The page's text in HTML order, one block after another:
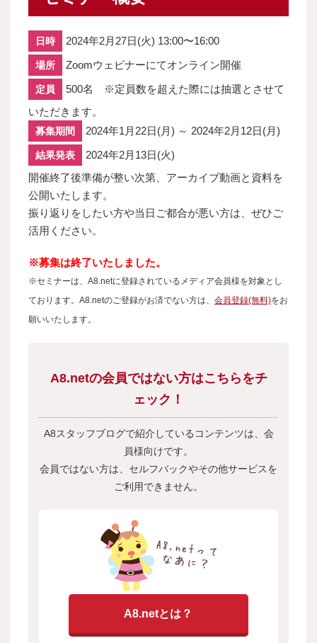
日時 2024年2月27日(火) 13:00〜16:00
場所 Zoomウェビナーにてオンライン開催
定員
500名 ※定員数を超えた際には抽選とさせて
いただきます。
募集期間 2024年1月22日(月) ～ 2024年2月12日(月)
結果発表
2024年2月13日(火)
開催終了後準備が整い次第、アーカイブ動画と資料を
公開いたします。
振り返りをしたい方や当日ご都合が悪い方は、ぜひご
活用ください。
※募集は終了いたしました。
※セミナーは、A8.netに登録されているメディア会員様を対象とし
ております。A8.netのご登録がお済でない方は、 会員登録(無料)をお
願いいたします。
A8.netの会員ではない方はこちらをチ
ェック！
A8スタッフブログで紹介しているコンテンツは、会
員様向けです。
会員ではない方は、セルフバックやその他サービスを
ご利用できません。
A8.netとは？